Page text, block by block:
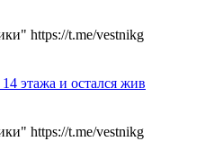
https://t.me/vestnikg
этажа и остался жив
https://t.me/vestnikg